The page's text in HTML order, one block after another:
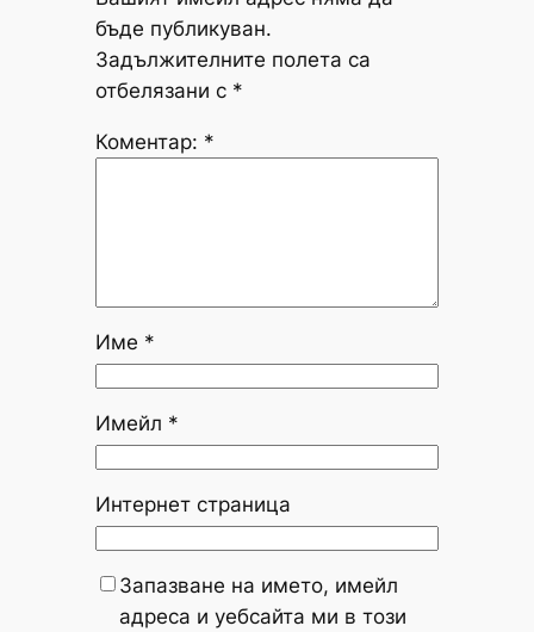
бъде публикуван.
Задължителните полета са
отбелязани с *
Коментар: *
Име *
Имейл *
Интернет страница
Запазване на името, имейл
адреса и уебсайта ми в този